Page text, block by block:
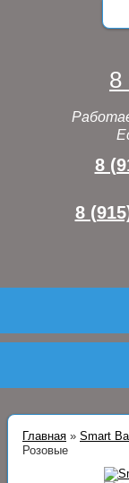
8
8
8
Главная » Smart
Розовые